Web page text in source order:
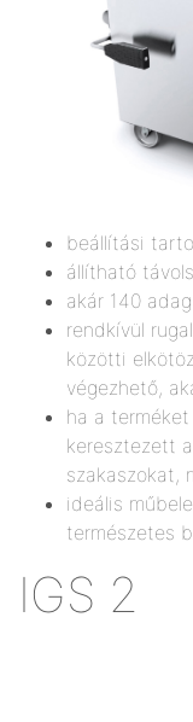
beállítási
állítható
akár 140
rendkívül
közötti
végezhető,
ha a
keresztezett
szakaszokat,
ideális
természetes
IGS 2